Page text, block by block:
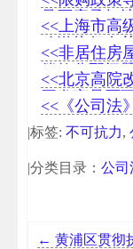
是否应承担
<<上海市高
移送执行有
<<非居住房
偿款分配问
<<北京高院
开发商是否
<<《公司法
|标签: 不可抗力,
|分类目录： 公司
← 黄浦区贯彻